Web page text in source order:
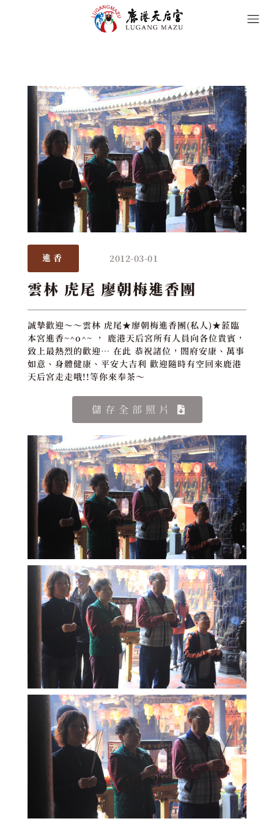
進香 2012-03-01
雲林 虎尾 廖朝梅進香團
誠摯歡迎～～雲林 虎尾★廖朝梅進香團(私人)★蒞臨
本宮進香~^o^~ ， 鹿港天后宮所有人員向各位貴賓，
致上最熱烈的歡迎… 在此 恭祝諸位，閤府安康、萬事
如意、身體健康、平安大吉利 歡迎隨時有空回來鹿港
天后宮走走哦!!等你來奉茶～
儲存全部照片